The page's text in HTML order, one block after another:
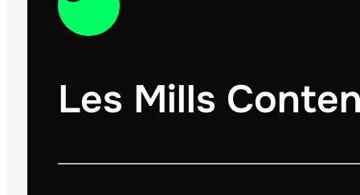
Les Mills